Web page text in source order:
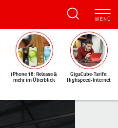
iPhone 18: Release &
mehr im Überblick
GigaCube-Tarife:
Highspeed-Internet